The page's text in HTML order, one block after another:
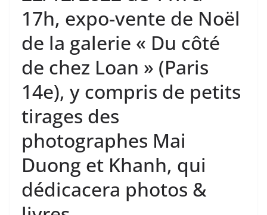
17h, expo-vente de Noël
de la galerie « Du côté
de chez Loan » (Paris
14e), y compris de petits
tirages des
photographes Mai
Duong et Khanh, qui
dédicacera photos &